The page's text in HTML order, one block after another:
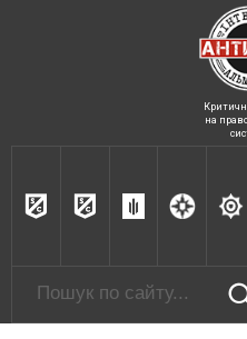
на